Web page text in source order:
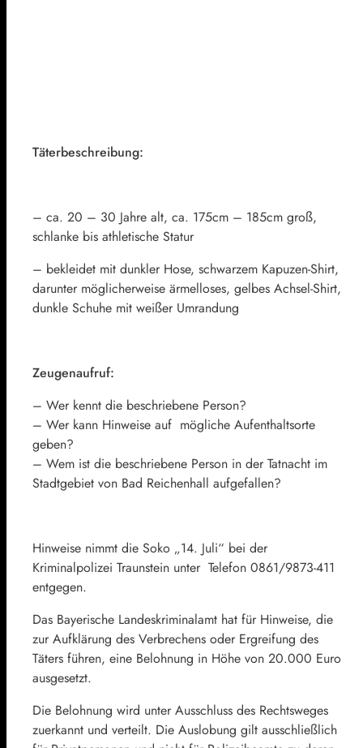
Täterbeschreibung:
– ca. 20 – 30 Jahre alt, ca. 175cm – 185cm groß,
schlanke bis athletische Statur
– bekleidet mit dunkler Hose, schwarzem Kapuzen-Shirt,
darunter möglicherweise ärmelloses, gelbes Achsel-Shirt,
dunkle Schuhe mit weißer Umrandung
Zeugenaufruf:
– Wer kennt die beschriebene Person?
– Wer kann Hinweise auf mögliche Aufenthaltsorte
geben?
– Wem ist die beschriebene Person in der Tatnacht im
Stadtgebiet von Bad Reichenhall aufgefallen?
Hinweise nimmt die Soko „14. Juli“ bei der
Kriminalpolizei Traunstein unter Telefon 0861/9873-411
entgegen.
Das Bayerische Landeskriminalamt hat für Hinweise, die
zur Aufklärung des Verbrechens oder Ergreifung des
Täters führen, eine Belohnung in Höhe von 20.000 Euro
ausgesetzt.
Die Belohnung wird unter Ausschluss des Rechtsweges
zuerkannt und verteilt. Die Auslobung gilt ausschließlich